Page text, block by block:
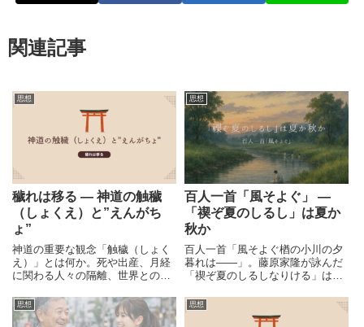
関連記事
思想
穢れは移る ― 神道の触穢
（しょくえ）と”えんがち
ょ”
神道の重要な観念「触穢（しょく
え）」とは何か。死や出産、月経
に関わる人々の隔離、世界との比
で紹介。
思想
百人一首「風そよぐ」 ―
「禊ぞ夏のしるし」は夏か
秋か
百人一首「風そよぐ楢の小川の夕
暮れは――」。藤原家隆が詠んだ
「禊ぞ夏のしるしなりける」は、
のずれから、和歌に込められた祓
と季節の感性を読み解きます。
思想 思想